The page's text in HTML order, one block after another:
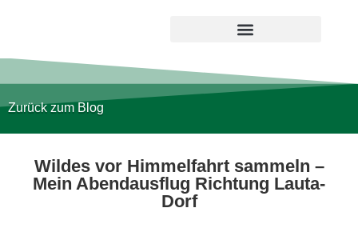
Zurück zum Blog
Wildes vor Himmelfahrt sammeln –
Mein Abendausflug Richtung Lauta-
Dorf